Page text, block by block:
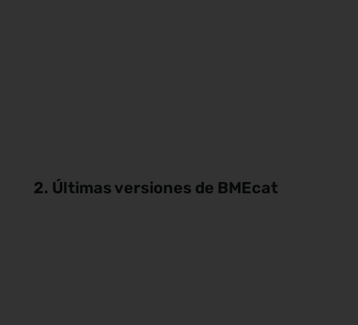
2. Últimas versiones de BMEcat